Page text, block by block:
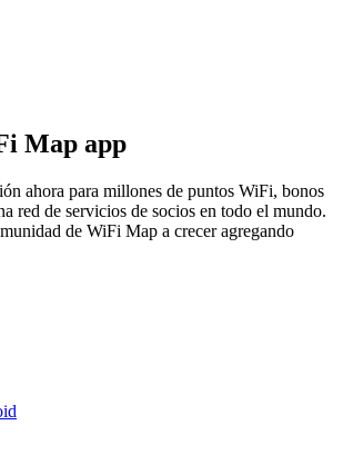
Map app
ahora para millones de puntos WiFi, bonos
red de servicios de socios en todo el mundo.
de WiFi Map a crecer agregando